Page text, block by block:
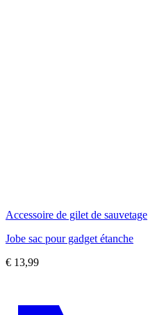
Accessoire de gilet de sauvetage
Jobe sac pour gadget étanche
€ 13,99